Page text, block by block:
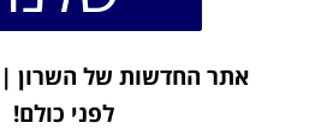
אתר החדשות של השרון |
לפני כולם!